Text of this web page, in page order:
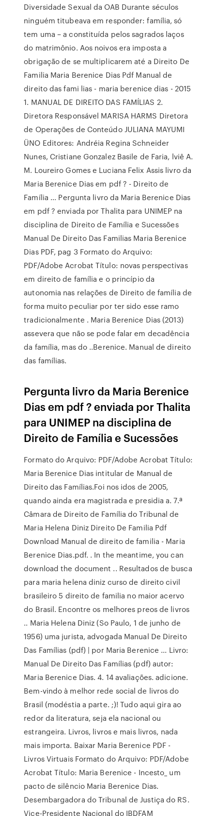
Diversidade Sexual da OAB Durante séculos
ninguém titubeava em responder: família, só
tem uma – a constituída pelos sagrados laços
do matrimônio. Aos noivos era imposta a
obrigação de se multiplicarem até a Direito De
Familia Maria Berenice Dias Pdf Manual de
direito das fami lias - maria berenice dias - 2015
1. MANUAL DE DIREITO DAS FAMÍLIAS 2.
Diretora Responsável MARISA HARMS Diretora
de Operações de Conteúdo JULIANA MAYUMI
ÜNO Editores: Andréia Regina Schneider
Nunes, Cristiane Gonzalez Basile de Faria, lviê A.
M. Loureiro Gomes e Luciana Felix Assis livro da
Maria Berenice Dias em pdf ? - Direito de
Família ... Pergunta livro da Maria Berenice Dias
em pdf ? enviada por Thalita para UNIMEP na
disciplina de Direito de Família e Sucessões
Manual De Direito Das Familias Maria Berenice
Dias PDF, pag 3 Formato do Arquivo:
PDF/Adobe Acrobat Título: novas perspectivas
em direito de família e o princípio da
autonomia nas relações de Direito de família de
forma muito peculiar por ter sido esse ramo
tradicionalmente . Maria Berenice Dias (2013)
assevera que não se pode falar em decadência
da família, mas do ..Berenice. Manual de direito
das famílias.
Pergunta livro da Maria Berenice
Dias em pdf ? enviada por Thalita
para UNIMEP na disciplina de
Direito de Família e Sucessões
Formato do Arquivo: PDF/Adobe Acrobat Título:
Maria Berenice Dias intitular de Manual de
Direito das Famílias.Foi nos idos de 2005,
quando ainda era magistrada e presidia a. 7.ª
Câmara de Direito de Família do Tribunal de
Maria Helena Diniz Direito De Familia Pdf
Download Manual de direito de familia - Maria
Berenice Dias.pdf. . In the meantime, you can
download the document .. Resultados de busca
para maria helena diniz curso de direito civil
brasileiro 5 direito de familia no maior acervo
do Brasil. Encontre os melhores preos de livros
.. Maria Helena Diniz (So Paulo, 1 de junho de
1956) uma jurista, advogada Manual De Direito
Das Famílias (pdf) | por Maria Berenice ... Livro:
Manual De Direito Das Famílias (pdf) autor:
Maria Berenice Dias. 4. 14 avaliações. adicione.
Bem-vindo à melhor rede social de livros do
Brasil (modéstia a parte. ;)! Tudo aqui gira ao
redor da literatura, seja ela nacional ou
estrangeira. Livros, livros e mais livros, nada
mais importa. Baixar Maria Berenice PDF -
Livros Virtuais Formato do Arquivo: PDF/Adobe
Acrobat Título: Maria Berenice - Incesto_ um
pacto de silêncio Maria Berenice Dias.
Desembargadora do Tribunal de Justiça do RS.
Vice-Presidente Nacional do IBDFAM